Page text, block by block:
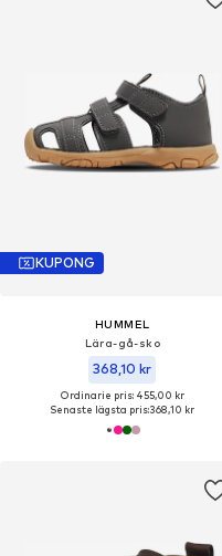
KUPONG
HUMMEL
Lära-gå-sko
368,10 kr
Ordinarie pris: 455,00 kr
Senaste lägsta pris:368,10 kr